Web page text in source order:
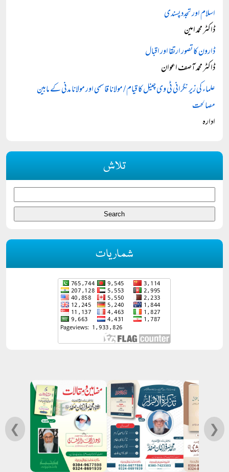
اسلام اور تجدد پسندی
ڈاکٹر محمد امین
ڈارون کا تصور ارتقا اور اقبال
ڈاکٹر محمد آصف اعوان
علماء کی زیر نگرانی ٹی وی چینل کا قیام / مولانا قاسمی اور مولانا مدنی کے مابین
مصالحت
ادارہ
تلاش
شماریات
❮ ❯